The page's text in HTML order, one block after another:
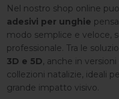
Nel nostro shop online
adesivi per unghie
modo semplice e veloce,
professionale. Tra le
3D e 5D, anche in
collezioni natalizie, ideali
grande impatto visivo.